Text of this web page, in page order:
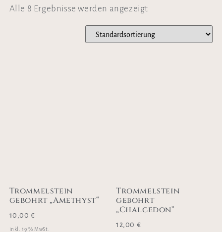
Alle 8 Ergebnisse werden angezeigt
Trommelstein
gebohrt „Amethyst“
10,00€
inkl. 19 % MwSt.
Trommelstein
gebohrt
„Chalcedon“
12,00 €